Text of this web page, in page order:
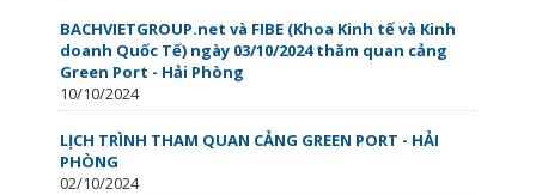
BACHVIETGROUP.net và FIBE (Khoa Kinh tế và Kinh
doanh Quốc Tế) ngày 03/10/2024 thăm quan cảng
Green Port - Hải Phòng
10/10/2024
LỊCH TRÌNH THAM QUAN CẢNG GREEN PORT - HẢI
PHÒNG
02/10/2024